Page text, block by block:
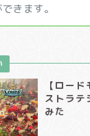
きます。
【ロー
ストラテ
みた